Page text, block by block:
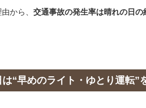
から、 交通事故の発生率は晴れの日の
“早めのライト・ゆとり運転”